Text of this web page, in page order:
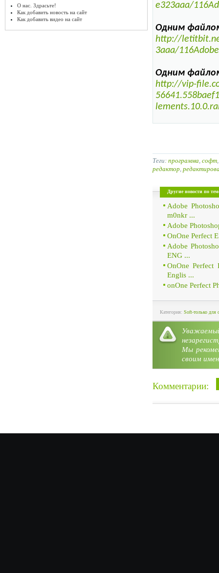
О нас. Здрасьте!
Как добавить новость на сайт
Как добавить видео на сайт
e323aaa/
Одним
http://
3aaa/
Одним
http://vip-
Теги: программа софт
редактор
Другие новости по
Adobe
m0nkr ...
Adobe
OnOne Perfect
Adobe
ENG ...
OnOne
Englis ...
onOne Perfect
Категория: Soft-только для
Мы
своим
Комментарии: